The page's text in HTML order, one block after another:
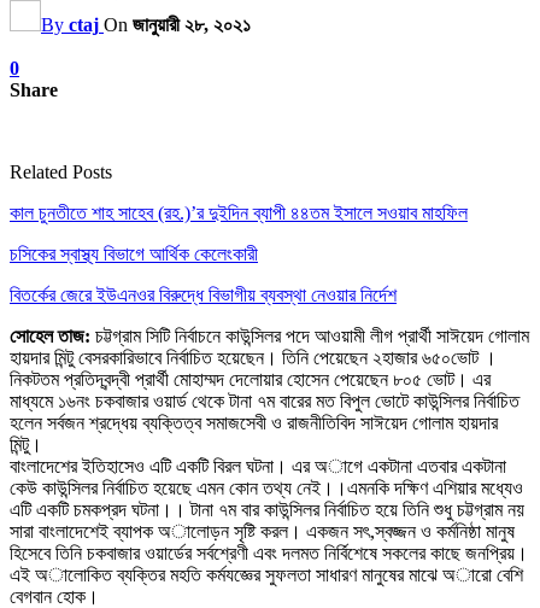
By ctaj On জানুয়ারী ২৮, ২০২১
0
Share
Related Posts
কাল চুনতীতে শাহ সাহেব (রহ.)’র দুইদিন ব্যাপী ৪৪তম ইসালে সওয়াব মাহফিল
চসিকের স্বাস্থ্য বিভাগে আর্থিক কেলেংকারী
বিতর্কের জেরে ইউএনওর বিরুদ্ধে বিভাগীয় ব্যবস্থা নেওয়ার নির্দেশ
সোহেল তাজ: চট্টগ্রাম সিটি নির্বাচনে কাউন্সিলর পদে আওয়ামী লীগ প্রার্থী সাঈয়েদ গোলাম
হায়দার মিন্টু বেসরকারিভাবে নির্বাচিত হয়েছেন। তিনি পেয়েছেন ২হাজার ৬৫০ভোট ।
নিকটতম প্রতিদ্বন্দ্বী প্রার্থী মোহাম্মদ দেলোয়ার হোসেন পেয়েছেন ৮০৫ ভোট। এর
মাধ্যমে ১৬নং চকবাজার ওয়ার্ড থেকে টানা ৭ম বারের মত বিপুল ভোটে কাউন্সিলর নির্বাচিত
হলেন সর্বজন শ্রদ্ধেয় ব্যক্তিত্ব সমাজসেবী ও রাজনীতিবিদ সাঈয়েদ গোলাম হায়দার
মিন্টু।
বাংলাদেশের ইতিহাসেও এটি একটি বিরল ঘটনা। এর অাগে একটানা এতবার একটানা
কেউ কাউন্সিলর নির্বাচিত হয়েছে এমন কোন তথ্য নেই।।এমনকি দক্ষিণ এশিয়ার মধ্যেও
এটি একটি চমকপ্রদ ঘটনা।। টানা ৭ম বার কাউন্সিলর নির্বাচিত হয়ে তিনি শুধু চট্টগ্রাম নয়
সারা বাংলাদেশেই ব্যাপক অালোড়ন সৃষ্টি করল। একজন সৎ,স্বজ্জন ও কর্মনিষ্ঠা মানুষ
হিসেবে তিনি চকবাজার ওয়ার্ডের সর্বশ্রেণী এবং দলমত নির্বিশেষে সকলের কাছে জনপ্রিয়।
এই অালোকিত ব্যক্তির মহতি কর্মযজ্ঞের সুফলতা সাধারণ মানুষের মাঝে অারো বেশি
বেগবান হোক।